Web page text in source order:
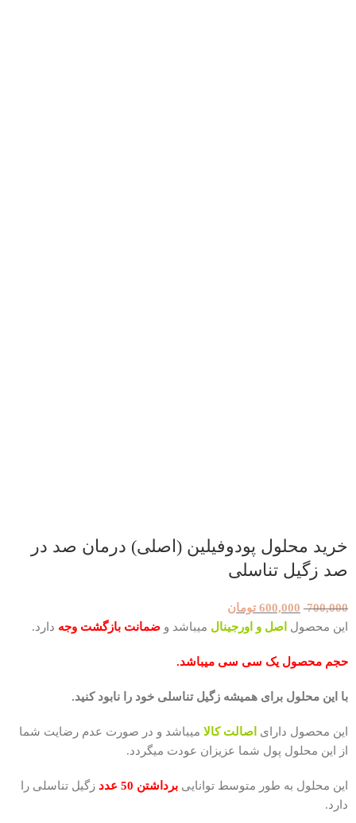
خرید محلول پودوفیلین (اصلی) درمان صد در
صد زگیل تناسلی
700,000
600,000 تومان
این محصول اصل و اورجینال میباشد و ضمانت بازگشت وجه دارد.
حجم محصول یک سی سی میباشد.
با این محلول برای همیشه زگیل تناسلی خود را نابود کنید.
این محصول دارای اصالت کالا میباشد و در صورت عدم رضایت شما
از این محلول پول شما عزیزان عودت میگردد.
این محلول به طور متوسط توانایی برداشتن 50 عدد
زگیل تناسلی را
دارد.